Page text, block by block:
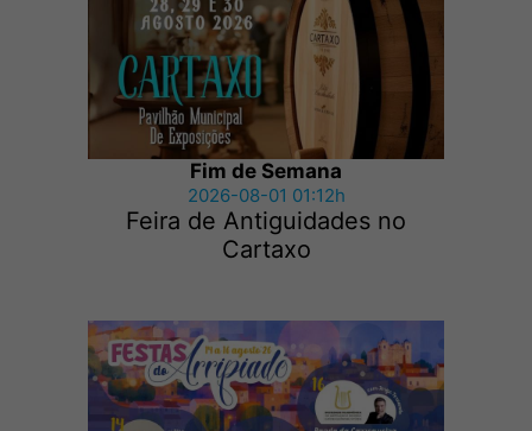
Fim de Semana
2026-08-01 01:12h
Feira de Antiguidades no
Cartaxo